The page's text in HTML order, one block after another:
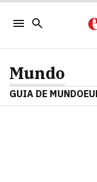
Mundo
GUIA DE MUNDO